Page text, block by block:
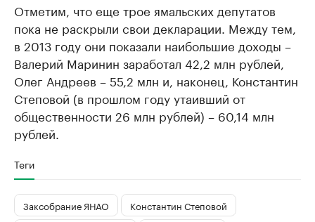
Отметим, что еще трое ямальских депутатов
пока не раскрыли свои декларации. Между тем,
в 2013 году они показали наибольшие доходы –
Валерий Маринин заработал 42,2 млн рублей,
Олег Андреев – 55,2 млн и, наконец, Константин
Степовой (в прошлом году утаивший от
общественности 26 млн рублей) – 60,14 млн
рублей.
Теги
Заксобрание ЯНАО
Константин Степовой